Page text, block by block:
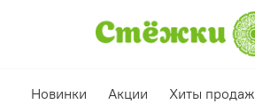
Новинки Акции Хиты продаж